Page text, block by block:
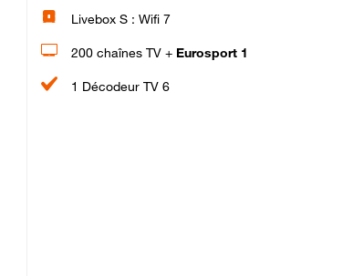
Livebox S : Wifi 7
200 chaînes TV + Eurosport 1
1 Décodeur TV 6